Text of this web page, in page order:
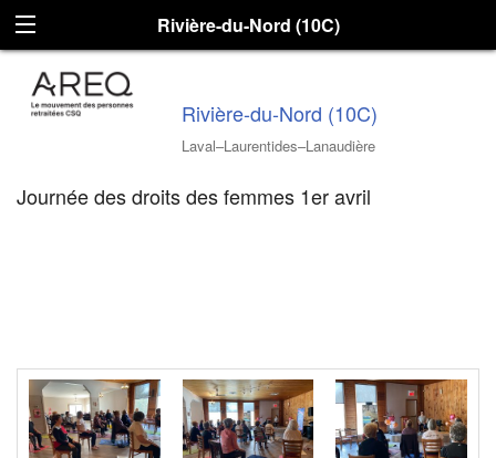
Rivière-du-Nord (10C)
Rivière-du-Nord (10C)
Laval–Laurentides–Lanaudière
Journée des droits des femmes 1er avril